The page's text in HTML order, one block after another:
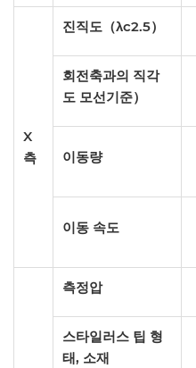
X
측
진직도（λc2.5）
회전축과의 직각
도 모선기준）
이동량
이동 속도
측정압
스타일러스 팁 형
태, 소재